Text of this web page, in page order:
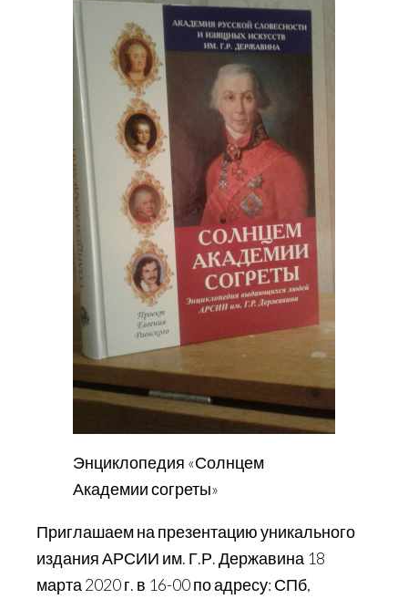
Энциклопедия «Солнцем
Академии согреты»
Приглашаем на презентацию уникального
издания АРСИИ им. Г.Р. Державина 18
марта 2020 г. в 16-00 по адресу: СПб,